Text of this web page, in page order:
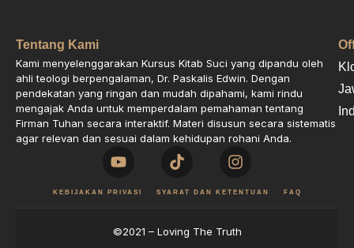
Tentang Kami
Kami menyelenggarakan Kursus Kitab Suci yang dipandu oleh
ahli teologi berpengalaman, Dr. Paskalis Edwin. Dengan
pendekatan yang ringan dan mudah dipahami, kami rindu
mengajak Anda untuk memperdalam pemahaman tentang
Firman Tuhan secara interaktif. Materi disusun secara sistematis
agar relevan dan sesuai dalam kehidupan rohani Anda.
KEBIJAKAN PRIVASI SYARAT DAN KETENTUAN FAQ
©2021 – Loving The Truth